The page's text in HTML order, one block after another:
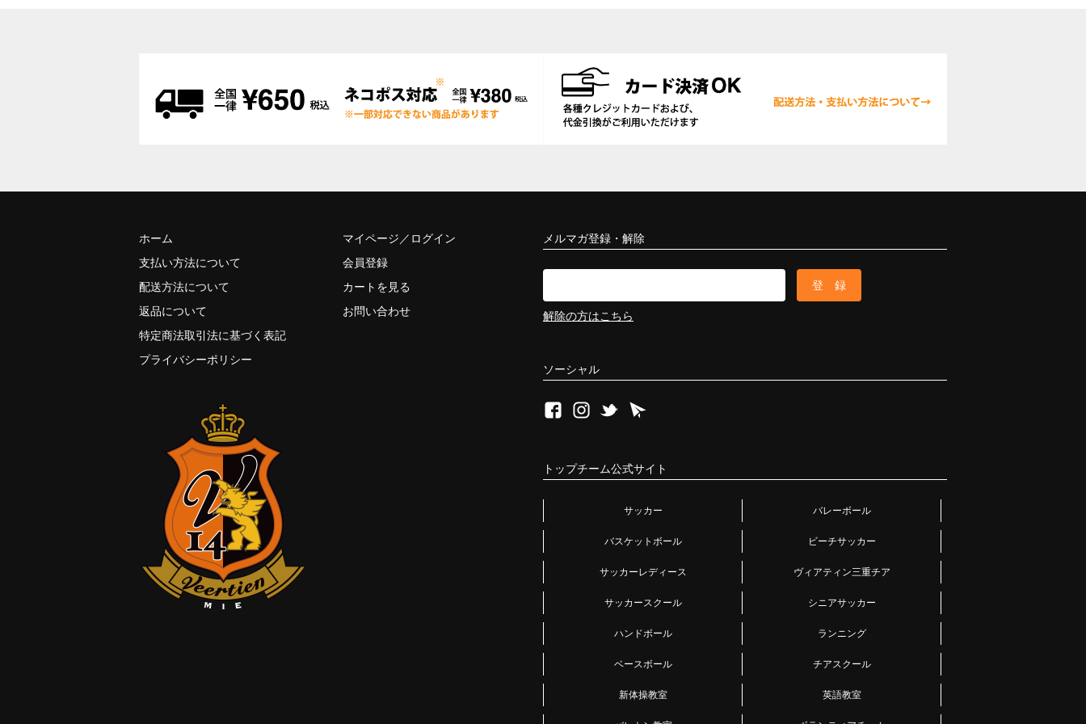
ホーム
支払い方法について
配送方法について
返品について
特定商法取引法に基づく表記
プライバシーポリシー
マイページ／ログイン
会員登録
カートを見る
お問い合わせ
メルマガ登録・解除
解除の方はこちら
ソーシャル
トップチーム公式サイト
サッカー バレーボール
バスケットボール ビーチサッカー
サッカーレディース ヴィアティン三重チア
サッカースクール シニアサッカー
ハンドボール ランニング
ベースボール チアスクール
新体操教室 英語教室